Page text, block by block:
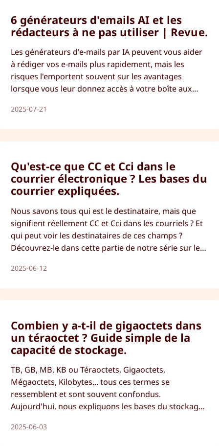
6 générateurs d'emails AI et les
rédacteurs à ne pas utiliser | Revue.
Les générateurs d'e-mails par IA peuvent vous aider
à rédiger vos e-mails plus rapidement, mais les
risques l'emportent souvent sur les avantages
lorsque vous leur donnez accès à votre boîte aux
faut pas utiliser d'IA pour la rédaction d'e-mails.
2025-07-21
Qu'est-ce que CC et Cci dans le
courrier électronique ? Les bases du
courrier expliquées.
Nous savons tous qui est le destinataire, mais que
signifient réellement CC et Cci dans les courriels ? Et
qui peut voir les destinataires de ces champs ?
Découvrez-le dans cette partie de notre série sur les
2025-06-12
Combien y a-t-il de gigaoctets dans
un téraoctet ? Guide simple de la
capacité de stockage.
TB, GB, MB, KB ou Téraoctets, Gigaoctets,
Mégaoctets, Kilobytes... tous ces termes se
ressemblent et sont souvent confondus.
Aujourd'hui, nous expliquons les bases du stockage,
unités, de sorte qu'à la fin de ce guide simple, vous
2025-06-03